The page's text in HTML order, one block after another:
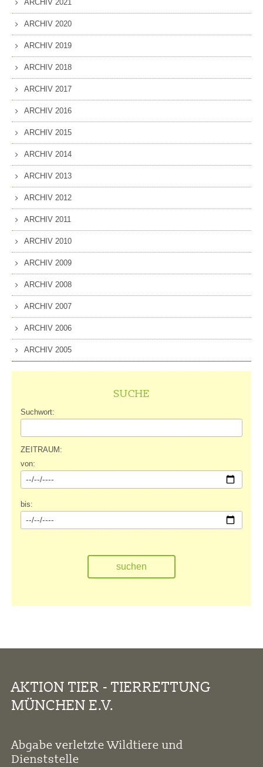
ARCHIV 2021
ARCHIV 2020
ARCHIV 2019
ARCHIV 2018
ARCHIV 2017
ARCHIV 2016
ARCHIV 2015
ARCHIV 2014
ARCHIV 2013
ARCHIV 2012
ARCHIV 2011
ARCHIV 2010
ARCHIV 2009
ARCHIV 2008
ARCHIV 2007
ARCHIV 2006
ARCHIV 2005
SUCHE
Suchwort:
ZEITRAUM:
von:
bis:
AKTION TIER - TIERRETTUNG
MÜNCHEN E.V.
Abgabe verletzte Wildtiere und
Dienststelle